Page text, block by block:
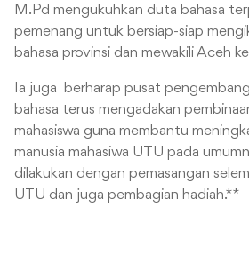
M.Pd mengukuhkan duta bahasa
pemenang untuk bersiap-siap
bahasa provinsi dan mewakili Aceh
Ia juga berharap pusat
bahasa terus mengadakan
mahasiswa guna membantu
manusia mahasiwa UTU pada
dilakukan dengan pemasangan
UTU dan juga pembagian hadiah. **